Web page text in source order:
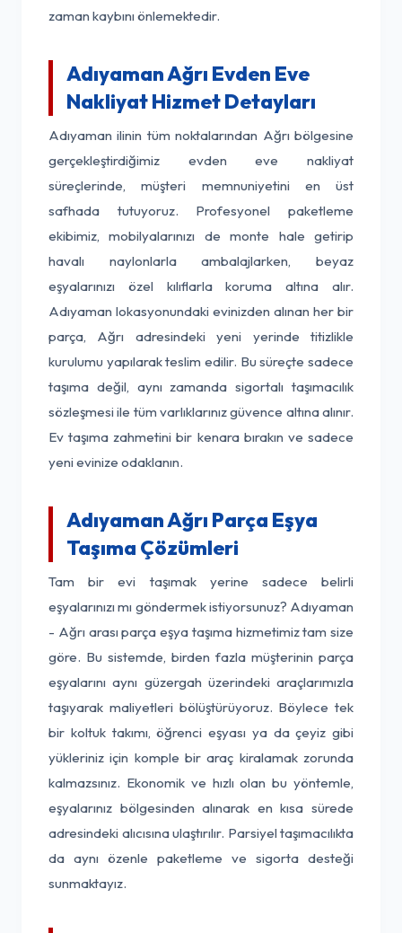
zaman kaybını önlemektedir.
Adıyaman Ağrı Evden Eve
Nakliyat Hizmet Detayları
Adıyaman ilinin tüm noktalarından Ağrı bölgesine
gerçekleştirdiğimiz evden eve nakliyat
süreçlerinde, müşteri memnuniyetini en üst
safhada tutuyoruz. Profesyonel paketleme
ekibimiz, mobilyalarınızı de monte hale getirip
havalı naylonlarla ambalajlarken, beyaz
eşyalarınızı özel kılıflarla koruma altına alır.
Adıyaman lokasyonundaki evinizden alınan her bir
parça, Ağrı adresindeki yeni yerinde titizlikle
kurulumu yapılarak teslim edilir. Bu süreçte sadece
taşıma değil, aynı zamanda sigortalı taşımacılık
sözleşmesi ile tüm varlıklarınız güvence altına alınır.
Ev taşıma zahmetini bir kenara bırakın ve sadece
yeni evinize odaklanın.
Adıyaman Ağrı Parça Eşya
Taşıma Çözümleri
Tam bir evi taşımak yerine sadece belirli
eşyalarınızı mı göndermek istiyorsunuz? Adıyaman
- Ağrı arası parça eşya taşıma hizmetimiz tam size
göre. Bu sistemde, birden fazla müşterinin parça
eşyalarını aynı güzergah üzerindeki araçlarımızla
taşıyarak maliyetleri bölüştürüyoruz. Böylece tek
bir koltuk takımı, öğrenci eşyası ya da çeyiz gibi
yükleriniz için komple bir araç kiralamak zorunda
kalmazsınız. Ekonomik ve hızlı olan bu yöntemle,
eşyalarınız bölgesinden alınarak en kısa sürede
adresindeki alıcısına ulaştırılır. Parsiyel taşımacılıkta
da aynı özenle paketleme ve sigorta desteği
sunmaktayız.